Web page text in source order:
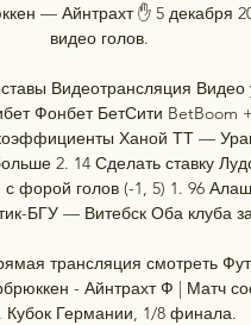
— Айнтрахт ✋ 5 декабря
видео голов.
Видеотрансляция
Фонбет БетСити BetBoom
Ханой ТТ —
2. 14 Сделать ставку
с форой голов (-1, 5) 1. 96
БГУ — Витебск Оба клуба
трансляция смотреть
- Айнтрахт Ф | Матч
Германии, 1/8 финала.